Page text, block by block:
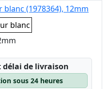
(1978364), 12mm
blanc
de livraison
sous 24 heures